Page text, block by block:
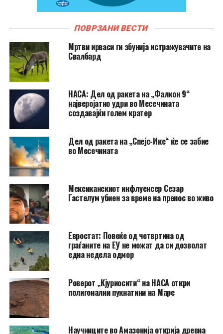
ПОВРЗАНИ ВЕСТИ
Мртви ирваси ги збунија истражувачите на
Свалбард
НАСА: Дел од ракета на „Фалкон 9“
најверојатно удри во Месечината
создавајќи голем кратер
Дел од ракета на „Спејс-Икс“ ќе се забие
во Месечината
Мексиканскиот инфлуенсер Сезар
Гастелум убиен за време на пренос во живо
Евростат: Повеќе од четвртина од
граѓаните на ЕУ не можат да си дозволат
една недела одмор
Роверот „Кјуриосити“ на НАСА откри
полигонални пукнатини на Марс
Научниците во Амазонија открија древна